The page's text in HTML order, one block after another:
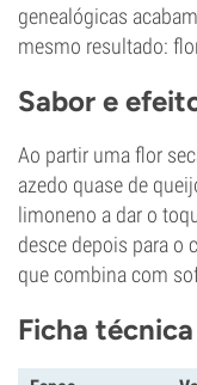
genealógicas
mesmo resultado:
Sabor e
Ao partir uma flor
azedo quase de
limoneno a dar o
desce depois para o
que combina com
Ficha